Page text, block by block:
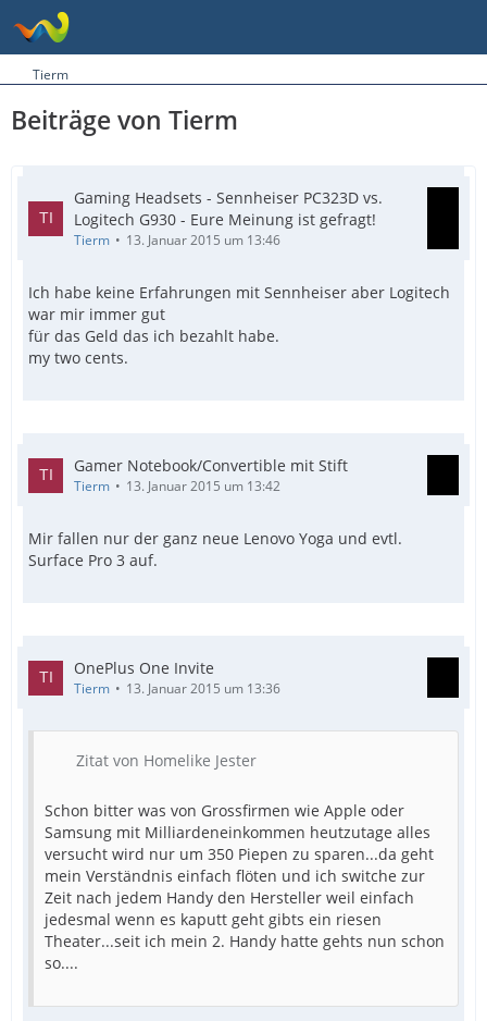
Tierm
Beiträge von Tierm
Gaming Headsets - Sennheiser PC323D vs.
Logitech G930 - Eure Meinung ist gefragt!
Tierm 13. Januar 2015 um 13:46
Ich habe keine Erfahrungen mit Sennheiser aber Logitech
war mir immer gut
für das Geld das ich bezahlt habe.
my two cents.
Gamer Notebook/Convertible mit Stift
Tierm 13. Januar 2015 um 13:42
Mir fallen nur der ganz neue Lenovo Yoga und evtl.
Surface Pro 3 auf.
OnePlus One Invite
Tierm 13. Januar 2015 um 13:36
Zitat von Homelike Jester
Schon bitter was von Grossfirmen wie Apple oder
Samsung mit Milliardeneinkommen heutzutage alles
versucht wird nur um 350 Piepen zu sparen...da geht
mein Verständnis einfach flöten und ich switche zur
Zeit nach jedem Handy den Hersteller weil einfach
jedesmal wenn es kaputt geht gibts ein riesen
Theater...seit ich mein 2. Handy hatte gehts nun schon
so....